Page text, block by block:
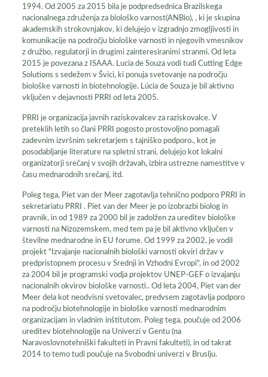
1994. Od 2005 za 2015 bila je podpredsednica Brazilskega
nacionalnega združenja za biološko varnost(ANBio), , ki je skupina
akademskih strokovnjakov, ki delujejo v izgradnjo zmogljivosti in
komunikacije na področju biološke varnosti in njegovih vmesnikov
z družbo, regulatorji in drugimi zainteresiranimi stranmi. Od leta
2015 je povezana z ISAAA. Lucia de Souza vodi tudi Cutting Edge
Solutions s sedežem v Švici, ki ponuja svetovanje na področju
biološke varnosti in biotehnologije. Lúcia de Souza je bil aktivno
vključen v dejavnosti PRRI od leta 2005.
PRRI je organizacija javnih raziskovalcev za raziskovalce. V
preteklih letih so člani PRRI pogosto prostovoljno pomagali
zadevnim izvršnim sekretarjem s tajniško podporo., kot je
posodabljanje literature na spletni strani, delujejo kot lokalni
organizatorji srečanj v svojih državah, izbira ustrezne namestitve v
času mednarodnih srečanj, itd.
Poleg tega, Piet van der Meer zagotavlja tehnično podporo PRRI in
sekretariatu PRRI . Piet van der Meer je po izobrazbi biolog in
pravnik, in od 1989 za 2000 bil je zadolžen za ureditev biološke
varnosti na Nizozemskem, med tem pa je bil aktivno vključen v
številne mednarodne in EU forume. Od 1999 za 2002, je vodil
projekt "Izvajanje nacionalnih biološki varnosti okviri držav v
predpristopnem procesu v Srednji in Vzhodni Evropi", in od 2002
za 2004 bil je programski vodja projektov UNEP-GEF o izvajanju
nacionalnih okvirov biološke varnosti.. Od leta 2004, Piet van der
Meer dela kot neodvisni svetovalec, predvsem zagotavlja podporo
na področju biotehnologije in biološke varnosti mednarodnim
organizacijam in vladnim inštitutom. Poleg tega, poučuje od 2006
ureditev biotehnologije na Univerzi v Gentu (na
Naravoslovnotehniški fakulteti in Pravni fakulteti), in od takrat
2014 to temo tudi poučuje na Svobodni univerzi v Bruslju.